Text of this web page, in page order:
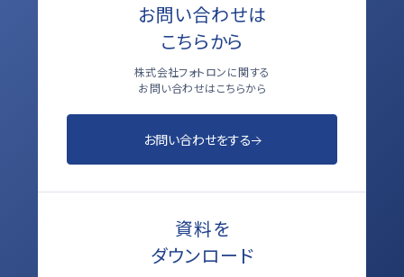
お問い合わせは
こちらから
株式会社フォトロンに関する
お問い合わせはこちらから
お問い合わせをする
資料を
ダウンロード